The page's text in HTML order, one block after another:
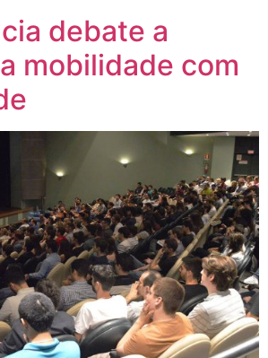
debate a
mobilidade com